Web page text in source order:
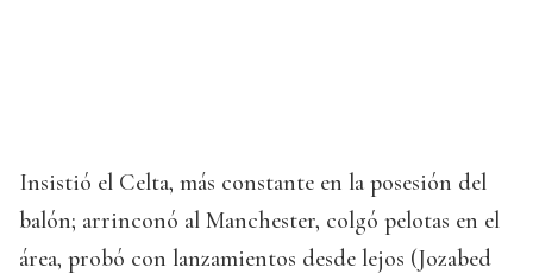
Insistió el Celta, más constante en la posesión del
balón; arrinconó al Manchester, colgó pelotas en el
área, probó con lanzamientos desde lejos (Jozabed